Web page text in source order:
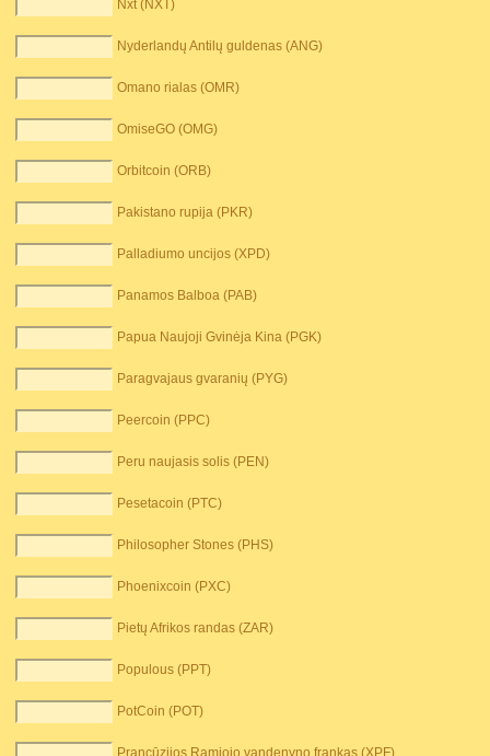
Nxt (NXT)
Nyderlandų Antilų guldenas (ANG)
Omano rialas (OMR)
OmiseGO (OMG)
Orbitcoin (ORB)
Pakistano rupija (PKR)
Palladiumo uncijos (XPD)
Panamos Balboa (PAB)
Papua Naujoji Gvinėja Kina (PGK)
Paragvajaus gvaranių (PYG)
Peercoin (PPC)
Peru naujasis solis (PEN)
Pesetacoin (PTC)
Philosopher Stones (PHS)
Phoenixcoin (PXC)
Pietų Afrikos randas (ZAR)
Populous (PPT)
PotCoin (POT)